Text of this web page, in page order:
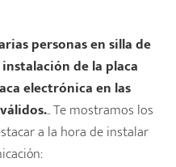
personas en silla de
de la placa
electrónica en las
.. Te mostramos los
a la hora de instalar